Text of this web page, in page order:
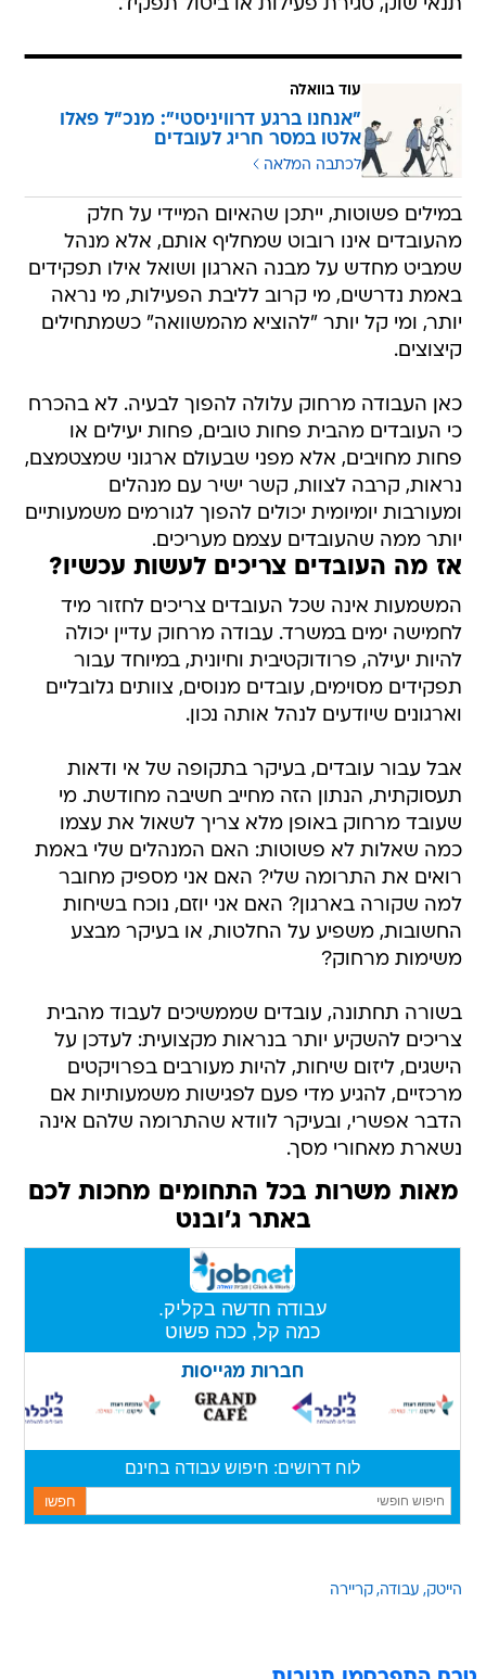
תנאי שוק, סגירת פעילות או ביטול תפקיד.
עוד בוואלה
"אנחנו ברגע דרוויניסטי": מנכ"ל פאלו
אלטו במסר חריג לעובדים
לכתבה המלאה
במילים פשוטות, ייתכן שהאיום המיידי על חלק
מהעובדים אינו רובוט שמחליף אותם, אלא מנהל
שמביט מחדש על מבנה הארגון ושואל אילו תפקידים
באמת נדרשים, מי קרוב לליבת הפעילות, מי נראה
יותר, ומי קל יותר "להוציא מהמשוואה" כשמתחילים
קיצוצים.
כאן העבודה מרחוק עלולה להפוך לבעיה. לא בהכרח
כי העובדים מהבית פחות טובים, פחות יעילים או
פחות מחויבים, אלא מפני שבעולם ארגוני שמצטמצם,
נראות, קרבה לצוות, קשר ישיר עם מנהלים
ומעורבות יומיומית יכולים להפוך לגורמים משמעותיים
יותר ממה שהעובדים עצמם מעריכים.
אז מה העובדים צריכים לעשות עכשיו?
המשמעות אינה שכל העובדים צריכים לחזור מיד
לחמישה ימים במשרד. עבודה מרחוק עדיין יכולה
להיות יעילה, פרודוקטיבית וחיונית, במיוחד עבור
תפקידים מסוימים, עובדים מנוסים, צוותים גלובליים
וארגונים שיודעים לנהל אותה נכון.
אבל עבור עובדים, בעיקר בתקופה של אי ודאות
תעסוקתית, הנתון הזה מחייב חשיבה מחודשת. מי
שעובד מרחוק באופן מלא צריך לשאול את עצמו
כמה שאלות לא פשוטות: האם המנהלים שלי באמת
רואים את התרומה שלי? האם אני מספיק מחובר
למה שקורה בארגון? האם אני יוזם, נוכח בשיחות
החשובות, משפיע על החלטות, או בעיקר מבצע
משימות מרחוק?
בשורה תחתונה, עובדים שממשיכים לעבוד מהבית
צריכים להשקיע יותר בנראות מקצועית: לעדכן על
הישגים, ליזום שיחות, להיות מעורבים בפרויקטים
מרכזיים, להגיע מדי פעם לפגישות משמעותיות אם
הדבר אפשרי, ובעיקר לוודא שהתרומה שלהם אינה
נשארת מאחורי מסך.
מאות משרות בכל התחומים מחכות לכם
באתר ג'ובנט
הייטק עבודה קריירה